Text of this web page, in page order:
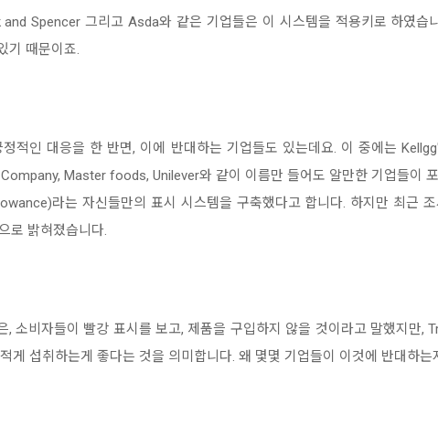
Spencer 그리고 Asda와 같은 기업들은 이 시스템을 적용키로 하였습
기 때문이죠.
적인 대응을 한 반면, 이에 반대하는 기업들도 있는데요. 이 중에는
Master foods, Unilever와 같이 이름만 들어도 알만한 기업들이
라는 자신들만의 표시 시스템을 구축했다고 합니다. 하지만 최근
로 밝혀졌습니다.
소비자들이 빨강 표시를 보고, 제품을 구입하지 않을 것이라고 말했지만,
게 섭취하는게 좋다는 것을 의미합니다. 왜 몇몇 기업들이 이것에 반대하는